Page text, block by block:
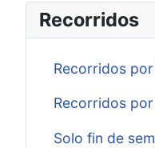
Recorridos
Recorridos
Recorridos
Solo fin de